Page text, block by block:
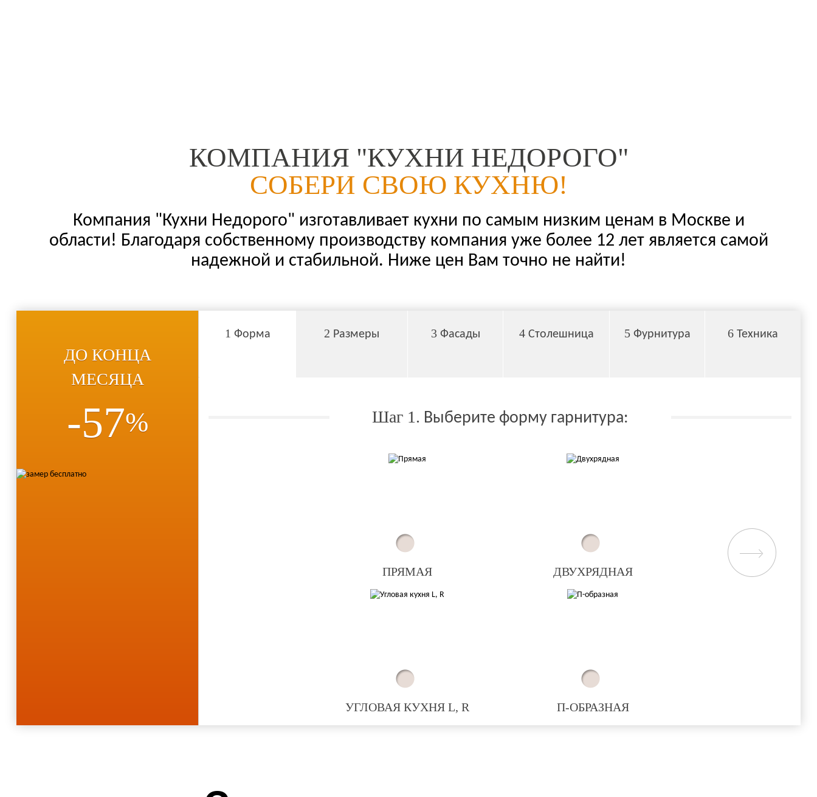
КОМПАНИЯ "КУХНИ НЕДОРОГО"
СОБЕРИ СВОЮ КУХНЮ!
Компания "Кухни Недорого" изготавливает кухни по самым низким ценам в Москве и
области! Благодаря собственному производству компания уже более 12 лет является самой
надежной и стабильной. Ниже цен Вам точно не найти!
1 Форма 2 Размеры 3Фасады 4Столешница 5Фурнитура 6 Техника
ДО КОНЦА
МЕСЯЦА
-57% Шаг 1. Выберите форму гарнитура:
ПРЯМАЯ ДВУХРЯДНАЯ
УГЛОВАЯ КУХНЯ L, R П-ОБРАЗНАЯ